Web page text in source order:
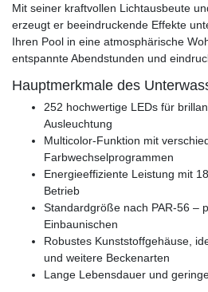
Mit seiner kraftvollen Lichtausbeute
erzeugt er beeindruckende Effekte
Ihren Pool in eine atmosphärische
entspannte Abendstunden und
Hauptmerkmale des
252 hochwertige LEDs für
Ausleuchtung
Multicolor-Funktion mit
Farbwechselprogrammen
Energieeffiziente Leistung mit
Betrieb
Standardgröße nach PAR-56 –
Einbaunischen
Robustes Kunststoffgehäuse,
und weitere Beckenarten
Lange Lebensdauer und